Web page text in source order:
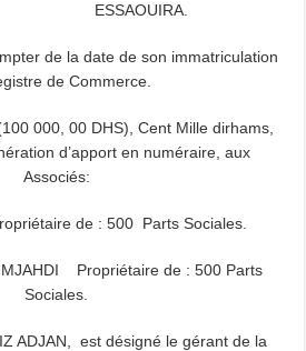
de la date de son immatriculation
de Commerce.
000, 00 DHS), Cent Mille dirhams,
d’apport en numéraire, aux
Associés:
de : 500 Parts Sociales.
MJAHDI Propriétaire de : 500 Parts
Sociales.
ADJAN, est désigné le gérant de la